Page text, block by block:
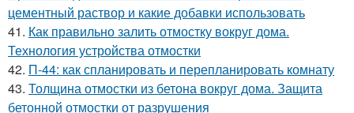
цементный раствор и какие добавки использовать
41. Как правильно залить отмостку вокруг дома.
Технология устройства отмостки
42. П-44: как спланировать и перепланировать комнату
43. Толщина отмостки из бетона вокруг дома. Защита
бетонной отмостки от разрушения